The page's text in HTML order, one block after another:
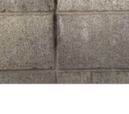
コ
ン
テ
ン
ツ
へ